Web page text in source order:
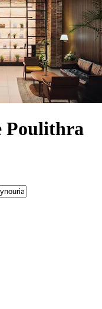
Poulithra